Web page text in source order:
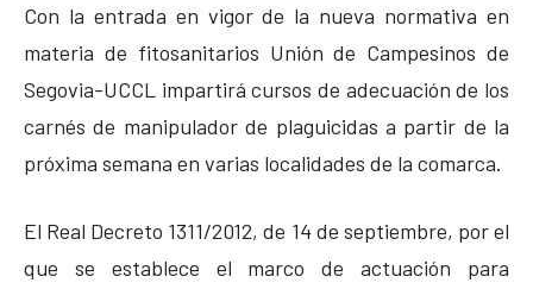
Con la entrada en vigor de la nueva normativa en
materia de fitosanitarios Unión de Campesinos de
Segovia-UCCL impartirá cursos de adecuación de los
carnés de manipulador de plaguicidas a partir de la
próxima semana en varias localidades de la comarca.
El Real Decreto 1311/2012, de 14 de septiembre, por el
que se establece el marco de actuación para